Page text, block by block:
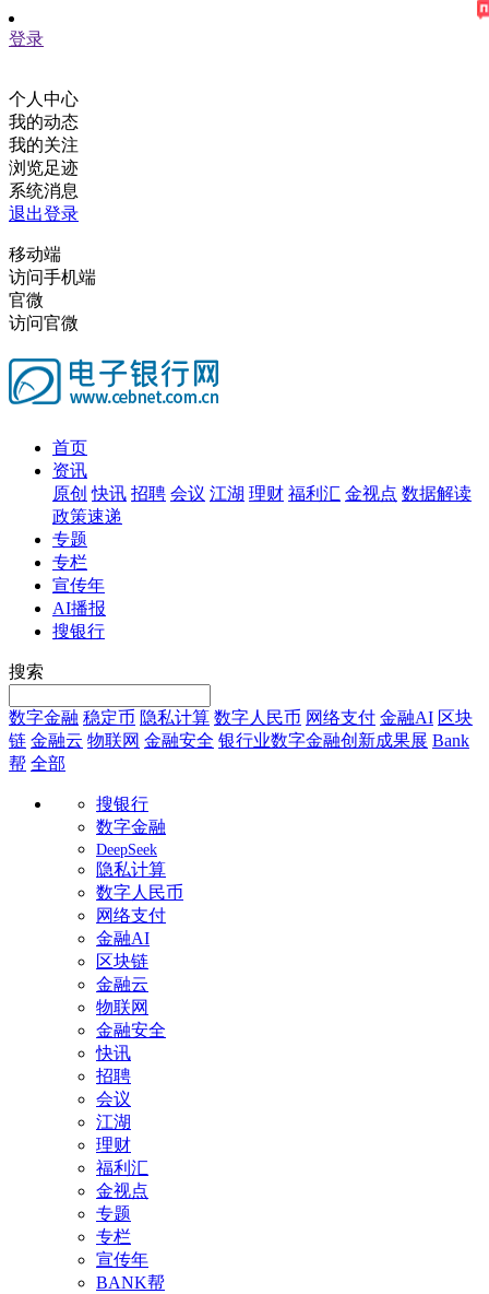
登录
个人中心
我的动态
我的关注
浏览足迹
系统消息
退出登录
移动端
访问手机端
官微
访问官微
首页
资讯
原创 快讯 招聘 会议 江湖 理财 福利汇 金视点 数据解读
政策速递
专题
专栏
宣传年
AI播报
搜银行
搜索
数字金融 稳定币 隐私计算 数字人民币 网络支付 金融AI 区块
链 金融云 物联网 金融安全 银行业数字金融创新成果展 Bank
帮 全部
搜银行
数字金融
DeepSeek
隐私计算
数字人民币
网络支付
金融AI
区块链
金融云
物联网
金融安全
快讯
招聘
会议
江湖
理财
福利汇
金视点
专题
专栏
宣传年
BANK帮